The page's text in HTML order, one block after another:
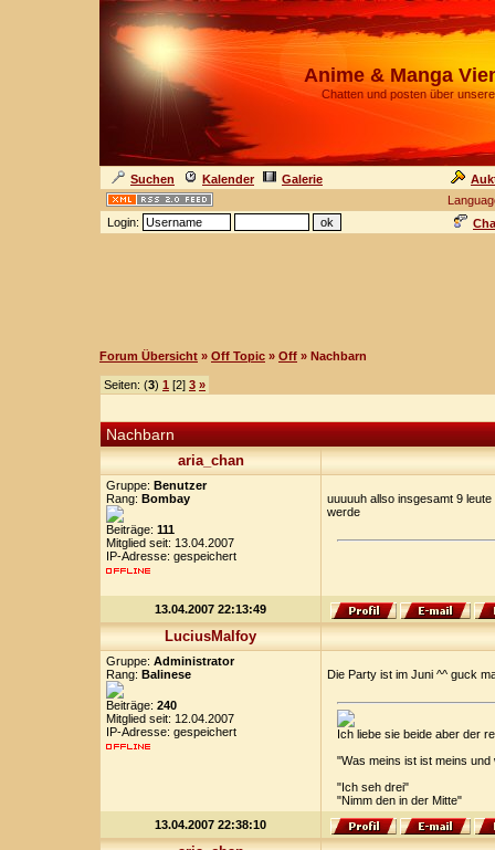
Anime & Manga
Chatten und posten über
Suchen Kalender Galerie
Login:
Forum Übersicht » Off Topic » Off » Nachbarn
Seiten: (3) 1 [2] 3 »
Nachbarn
aria_chan
Gruppe: Benutzer
Rang: Bombay
Beiträge: 111
Mitglied seit: 13.04.2007
IP-Adresse: gespeichert
uuuuuh allso insgesamt 9
werde
13.04.2007 22:13:49
LuciusMalfoy
Gruppe: Administrator
Rang: Balinese
Beiträge: 240
Mitglied seit: 12.04.2007
IP-Adresse: gespeichert
Die Party ist im Juni ^^ guck
Ich liebe sie beide aber der
"Was meins ist ist meins
"Ich seh drei"
"Nimm den in der Mitte"
13.04.2007 22:38:10